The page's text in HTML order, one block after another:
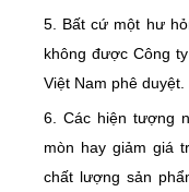
5. Bất cứ một hư
không được Công
Việt Nam phê duyệt.
6. Các hiện tượng
mòn hay giảm giá
chất lượng sản